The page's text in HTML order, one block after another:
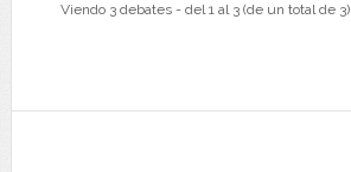
Viendo 3 debates - del 1 al 3 (de un total de 3)